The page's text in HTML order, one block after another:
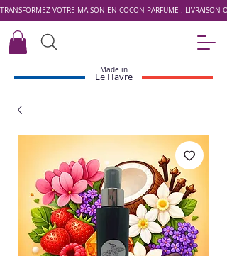
TRANSFORMEZ VOTRE MAISON EN COCON PARFUMÉ : LIVRAISON
Made in
Le Havre